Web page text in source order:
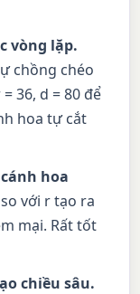
vòng lặp.
chồng chéo
36, d = 80 để
hoa tự cắt
hoa
với r tạo ra
mại. Rất tốt
chiều sâu.